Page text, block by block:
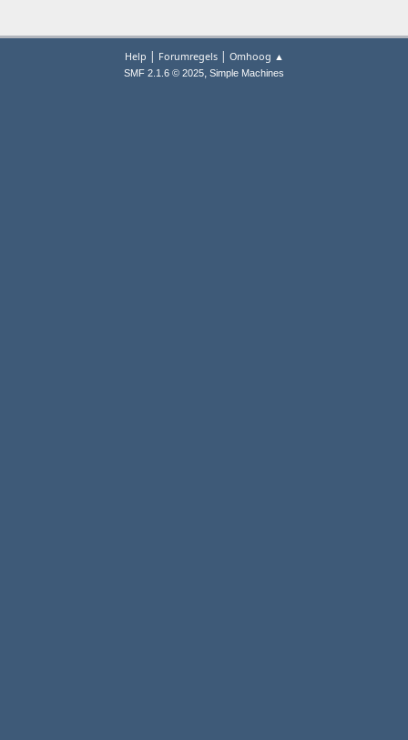
Help | Forumregels| Omhoog ▲
SMF 2.1.6 © 2025, Simple Machines